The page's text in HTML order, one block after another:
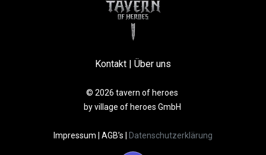
Kontakt Über uns
© 2026 tavern of heroes
by village of heroes GmbH
Impressum AGB’s Datenschutzerklärung​